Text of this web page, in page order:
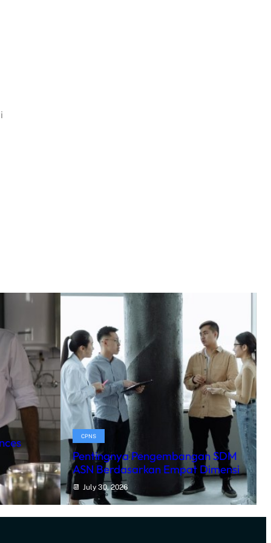
CPNS
Pentingnya Pengembangan SDM
ASN Berdasarkan Empat Dimensi
July 30, 2026